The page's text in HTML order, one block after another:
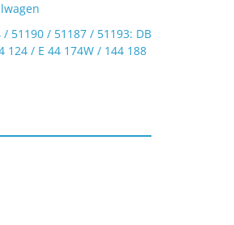
/ 51190 / 51187 / 51193: DB
124 / E 44 174W / 144 188